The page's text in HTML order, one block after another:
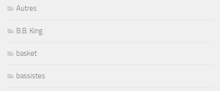
Autres
B.B. King
basket
bassistes